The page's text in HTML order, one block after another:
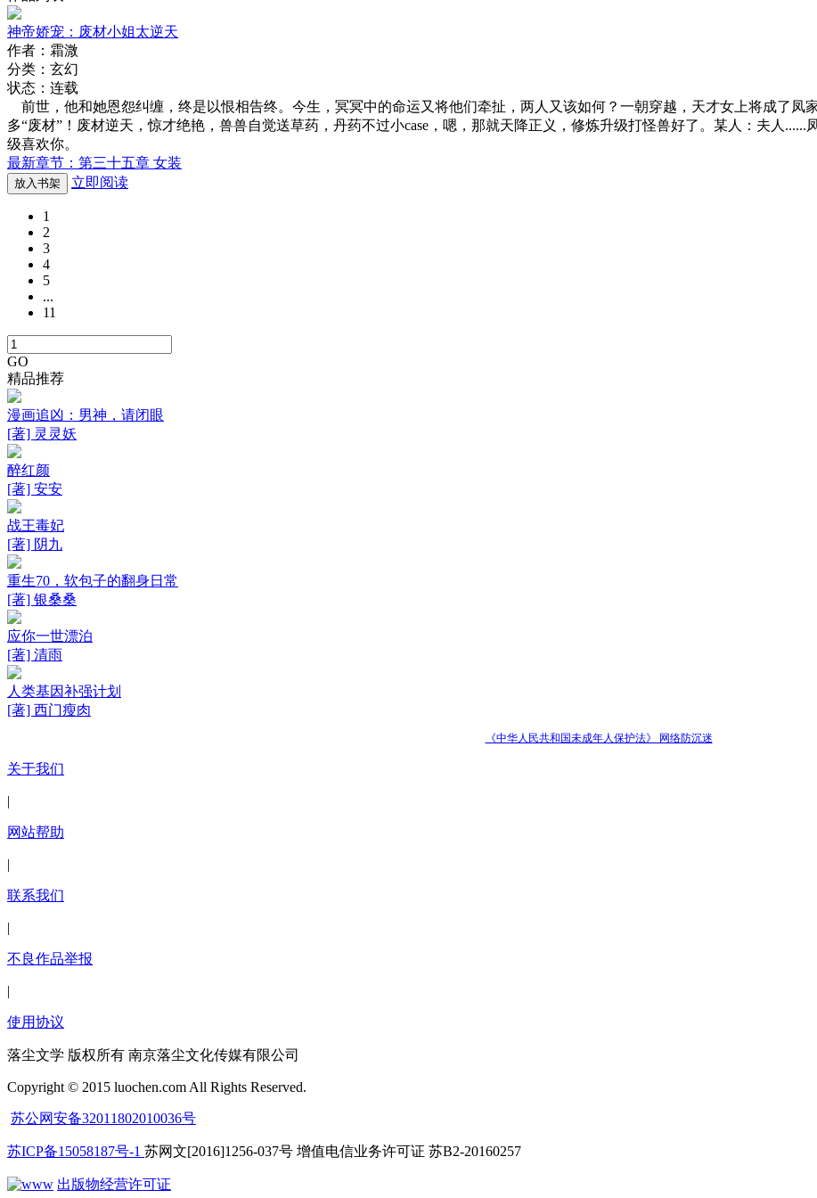
神帝娇宠：废材小姐太逆天
作者：霜溦
分类：玄幻
状态：连载
前世，他和她恩怨纠缠，终是以恨相告终。今生，冥冥中的命运又将他们牵扯，两人又该如何？一朝穿越，天才女上将成了凤
多“废材”！废材逆天，惊才绝艳，兽兽自觉送草药，丹药不过小case，嗯，那就天降正义，修炼升级打怪兽好了。某人：夫人
级喜欢你。
最新章节：第三十五章 女装
放入书架 立即阅读
1
2
3
4
5
...
11
GO
精品推荐
漫画追凶：男神，请闭眼
[著] 灵灵妖
醉红颜
[著] 安安
战王毒妃
[著] 阴九
重生70，软包子的翻身日常
[著] 银桑桑
应你一世漂泊
[著] 清雨
人类基因补强计划
[著] 西门瘦肉
《中华人民共和国未成年人保护法》 网络防沉迷
关于我们
|
网站帮助
|
联系我们
|
不良作品举报
|
使用协议
落尘文学 版权所有 南京落尘文化传媒有限公司
Copyright © 2015 luochen.com All Rights Reserved.
苏公网安备32011802010036号
苏ICP备15058187号-1 苏网文[2016]1256-037号 增值电信业务许可证 苏B2-20160257
出版物经营许可证